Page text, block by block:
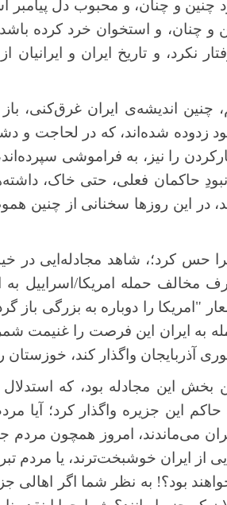
چنین و چنان، و محبوب دل پیامبر
و چنان، و استخوان خرد کرده
و تاریخ ایران و ایرانیان
چنین اندیشه‌ی ایران غرق‌کنی،
خود زدوده شده‌اند، که در لحاجت و
را نیز، به فراموشی
حاکمان فعلی، حتی خاک،
در این روزها سخنانی از چنین
حس کرد؛، شاهد مجادله‌ایی در
مخالف حمله امریکا/اسراییل به
"امریکا را دوباره به بزرگی باز
به ایران این فرصت را غنیمت
آذربایجان واگذار کند،
این مجادله بود، که
این جزیره واگذار کرد؛ آیا
می‌ماندند، امروز همچون
ایران خوشبخت‌ترند، یا مردم
بود؟! به نظر شما اگر اهالی